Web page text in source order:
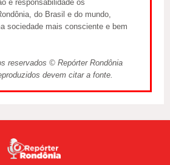
e responsabilidade os
do Brasil e do mundo,
sociedade mais consciente e bem
reservados © Repórter Rondônia
devem citar a fonte.